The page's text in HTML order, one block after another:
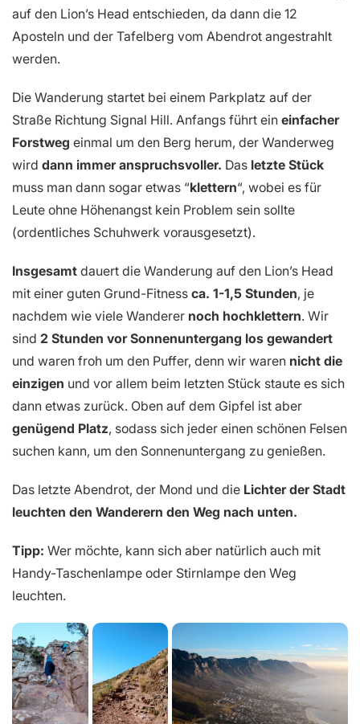
auf den Lion’s Head entschieden, da dann die 12
Aposteln und der Tafelberg vom Abendrot angestrahlt
werden.
Die Wanderung startet bei einem Parkplatz auf der
Straße Richtung Signal Hill. Anfangs führt ein einfacher
Forstweg einmal um den Berg herum, der Wanderweg
wird dann immer anspruchsvoller. Das letzte Stück
muss man dann sogar etwas “klettern“, wobei es für
Leute ohne Höhenangst kein Problem sein sollte
(ordentliches Schuhwerk vorausgesetzt).
Insgesamt dauert die Wanderung auf den Lion’s Head
mit einer guten Grund-Fitness ca. 1-1,5 Stunden, je
nachdem wie viele Wanderer noch hochklettern. Wir
sind 2 Stunden vor Sonnenuntergang los gewandert
und waren froh um den Puffer, denn wir waren nicht die
einzigen und vor allem beim letzten Stück staute es sich
dann etwas zurück. Oben auf dem Gipfel ist aber
genügend Platz, sodass sich jeder einen schönen Felsen
suchen kann, um den Sonnenuntergang zu genießen.
Das letzte Abendrot, der Mond und die Lichter der Stadt
leuchten den Wanderern den Weg nach unten.
Tipp: Wer möchte, kann sich aber natürlich auch mit
Handy-Taschenlampe oder Stirnlampe den Weg
leuchten.